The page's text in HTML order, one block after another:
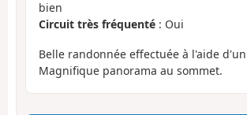
bien
Circuit très fréquenté : Oui
Belle randonnée effectuée à l'aide d'un
Magnifique panorama au sommet.